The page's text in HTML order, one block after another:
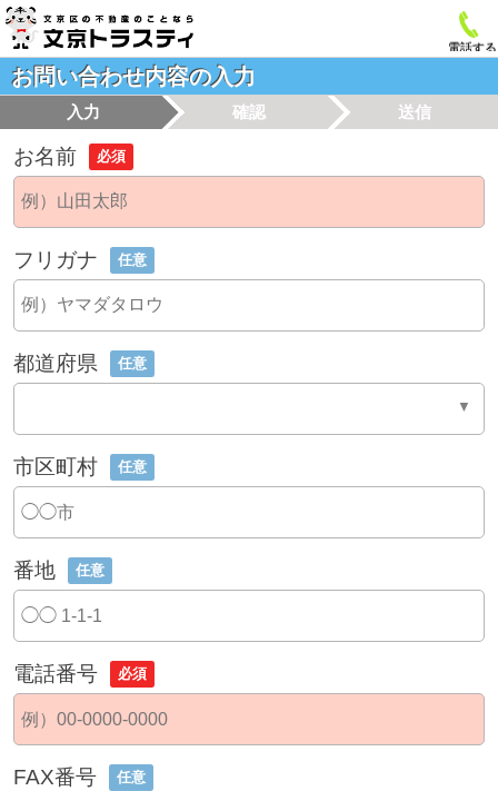
電話する
お問い合わせ内容の入力
入力 確認 送信
お名前 必須
フリガナ 任意
都道府県 任意
市区町村 任意
番地 任意
電話番号 必須
FAX番号 任意